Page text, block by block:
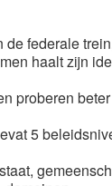
federale
haalt zijn
proberen
5